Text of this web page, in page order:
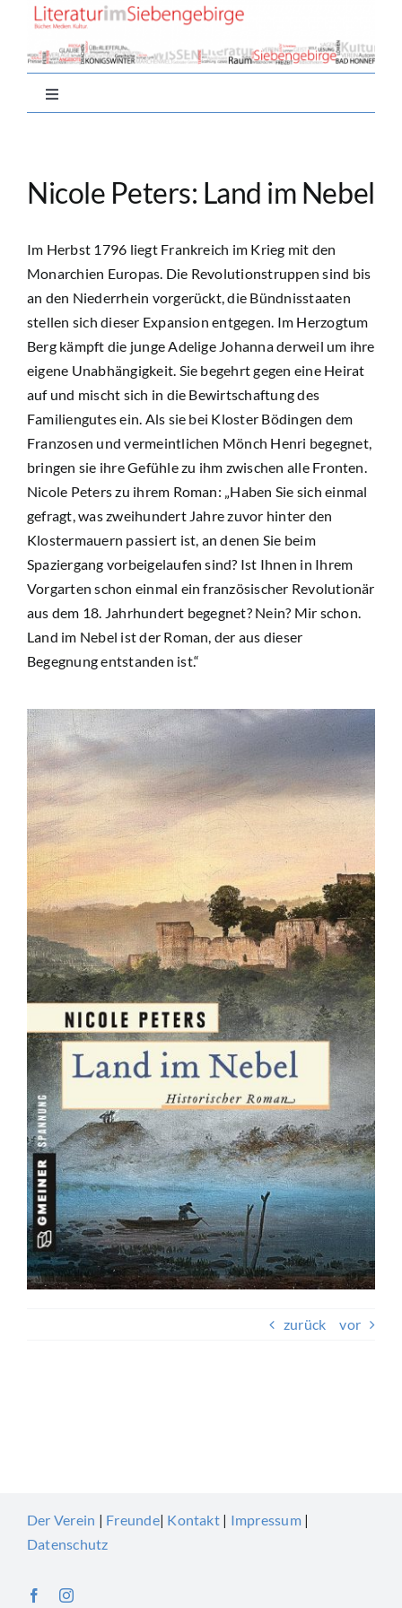
springen
Toggle
Navigation
Aktuell
Nachlese
Autor*innen
Buchtipps
Mitmachen
Newsletter
Suche
nach:
Nicole Peters: Land im Nebel
Im Herbst 1796 liegt Frankreich im Krieg mit den
Monarchien Europas. Die Revolutionstruppen sind bis
an den Niederrhein vorgerückt, die Bündnisstaaten
stellen sich dieser Expansion entgegen. Im Herzogtum
Berg kämpft die junge Adelige Johanna derweil um ihre
eigene Unabhängigkeit. Sie begehrt gegen eine Heirat
auf und mischt sich in die Bewirtschaftung des
Familiengutes ein. Als sie bei Kloster Bödingen dem
Franzosen und vermeintlichen Mönch Henri begegnet,
bringen sie ihre Gefühle zu ihm zwischen alle Fronten.
Nicole Peters zu ihrem Roman: „Haben Sie sich einmal
gefragt, was zweihundert Jahre zuvor hinter den
Klostermauern passiert ist, an denen Sie beim
Spaziergang vorbeigelaufen sind? Ist Ihnen in Ihrem
Vorgarten schon einmal ein französischer Revolutionär
aus dem 18. Jahrhundert begegnet? Nein? Mir schon.
Land im Nebel ist der Roman, der aus dieser
Begegnung entstanden ist.“
zurück vor
Der Verein | Freunde| Kontakt| Impressum|
Datenschutz